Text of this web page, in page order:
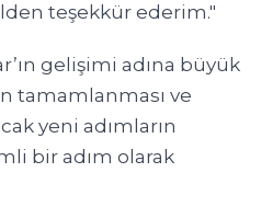
teşekkür ederim."
gelişimi adına büyük
tamamlanması ve
yeni adımların
bir adım olarak